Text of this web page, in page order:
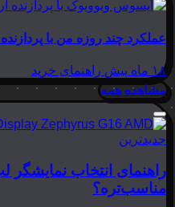
عملکرد چند روزه من با پردازنده Snapdragon X-Elite
۱۸ ماه پیش
راهنمای خرید
مشاهده همه
جدیدترین
راهنمای انتخاب نمایشگر
مناسب‌تره؟